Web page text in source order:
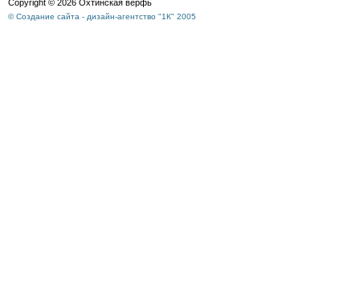
Copyright © 2026 Охтинская верфь
© Создание сайта - дизайн-агентство "1К" 2005